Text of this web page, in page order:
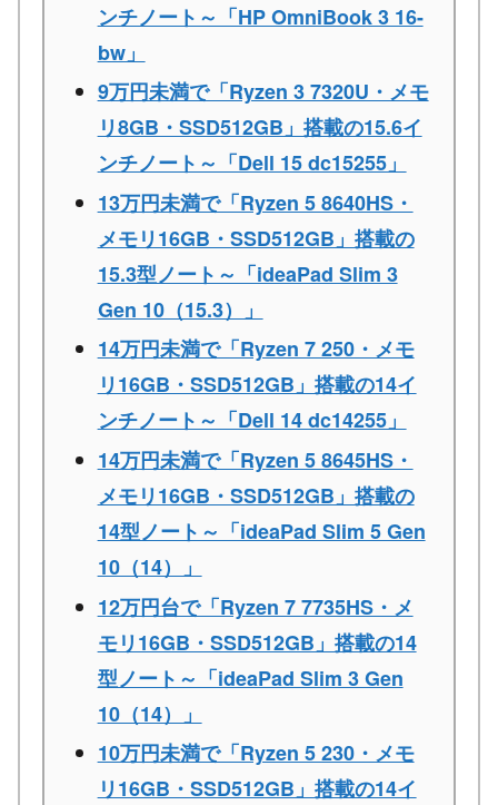
ンチノート～「HP OmniBook 3 16-
bw」
9万円未満で「Ryzen 3 7320U・メモ
リ8GB・SSD512GB」搭載の15.6イ
ンチノート～「Dell 15 dc15255」
13万円未満で「Ryzen 5 8640HS・
メモリ16GB・SSD512GB」搭載の
15.3型ノート～「ideaPad Slim 3
Gen 10（15.3）」
14万円未満で「Ryzen 7 250・メモ
リ16GB・SSD512GB」搭載の14イ
ンチノート～「Dell 14 dc14255」
14万円未満で「Ryzen 5 8645HS・
メモリ16GB・SSD512GB」搭載の
14型ノート～「ideaPad Slim 5 Gen
10（14）」
12万円台で「Ryzen 7 7735HS・メ
モリ16GB・SSD512GB」搭載の14
型ノート～「ideaPad Slim 3 Gen
10（14）」
10万円未満で「Ryzen 5 230・メモ
リ16GB・SSD512GB」搭載の14イ